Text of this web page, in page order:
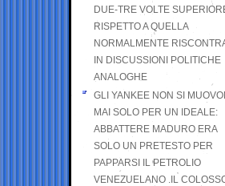
DUE-TRE VOLTE
RISPETTO A QUELLA
NORMALMENTE
IN DISCUSSIONI POLITICHE
ANALOGHE
GLI YANKEE NON SI
MAI SOLO PER UN IDEALE:
ABBATTERE MADURO ERA
SOLO UN PRETESTO PER
PAPPARSI IL PETROLIO
VENEZUELANO .IL